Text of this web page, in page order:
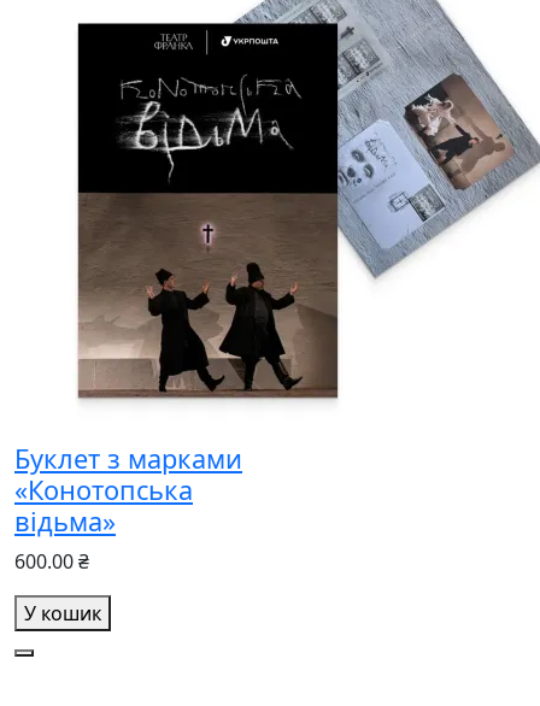
Буклет з марками
«Конотопська
відьма»
600.00 ₴
У кошик